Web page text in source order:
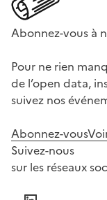
Abonnez-vous à
Pour ne rien
de l’open data,
suivez nos
Abonnez-vous
Suivez-nous
sur les réseaux